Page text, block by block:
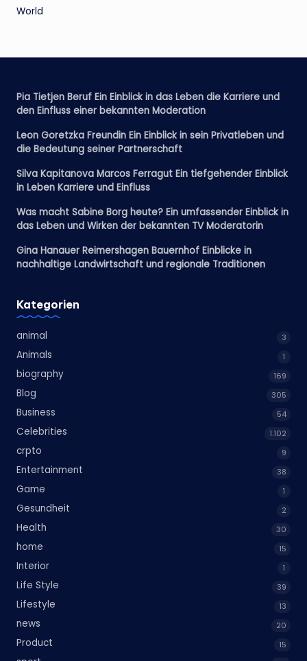
World
Pia Tietjen Beruf Ein Einblick in das Leben die Karriere und
den Einfluss einer bekannten Moderation
Leon Goretzka Freundin Ein Einblick in sein Privatleben und
die Bedeutung seiner Partnerschaft
Silva Kapitanova Marcos Ferragut Ein tiefgehender Einblick
in Leben Karriere und Einfluss
Was macht Sabine Borg heute? Ein umfassender Einblick in
das Leben und Wirken der bekannten TV Moderatorin
Gina Hanauer Reimershagen Bauernhof Einblicke in
nachhaltige Landwirtschaft und regionale Traditionen
Kategorien
animal 3
Animals 1
biography 169
Blog 305
Business 54
Celebrities 1.102
crpto 9
Entertainment 38
Game 1
Gesundheit 2
Health 30
home 15
Interior 1
Life Style 39
Lifestyle 13
news 20
Product 15